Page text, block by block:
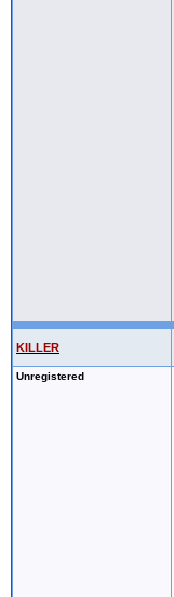
KILLER
Unregistered